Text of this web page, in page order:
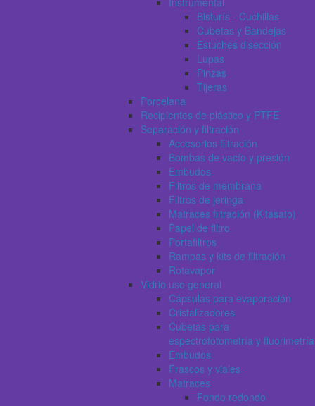
Bisturís - Cuchillas
Cubetas y Bandejas
Estuches disección
Lupas
Pinzas
Tijeras
Porcelana
Recipientes de plástico y PTFE
Separación y filtración
Accesorios filtración
Bombas de vacío y presión
Embudos
Filtros de membrana
Filtros de jeringa
Matraces filtración (Kitasato)
Papel de filtro
Portafiltros
Rampas y kits de filtración
Rotavapor
Vidrio uso general
Cápsulas para evaporación
Cristalizadores
Cubetas para
espectrofotometría y fluorimetría
Embudos
Frascos y viales
Matraces
Fondo redondo